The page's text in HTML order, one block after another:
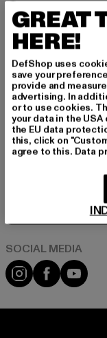
MÄNNER
FRAUEN
E-MAIL
Informationen dazu,
in unserer
abmelden.
Instagram
Facebook
GREAT
HERE!
DefShop uses
save your
provide and
advertising. In
or to use cookies.
your data in the
the EU data
this, click on
agree to this. Data